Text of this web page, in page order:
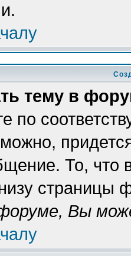
тему в
по
То,
страницы
Вы